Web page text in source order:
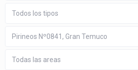
Todos los tipos
Pirineos Nº0841, Gran Temuco
Todas las areas